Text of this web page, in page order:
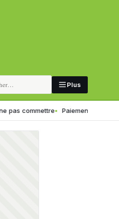
Plus
Paiement électronique en